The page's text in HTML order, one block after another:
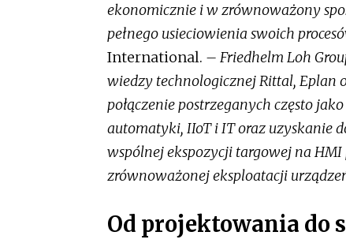
ekonomicznie i w zrównoważony
pełnego usieciowienia swoich
International. – Friedhelm Loh
wiedzy technologicznej Rittal, Eplan
połączenie postrzeganych często
automatyki, IIoT i IT oraz uzyskanie
wspólnej ekspozycji targowej na
zrównoważonej eksploatacji
Od projektowania do